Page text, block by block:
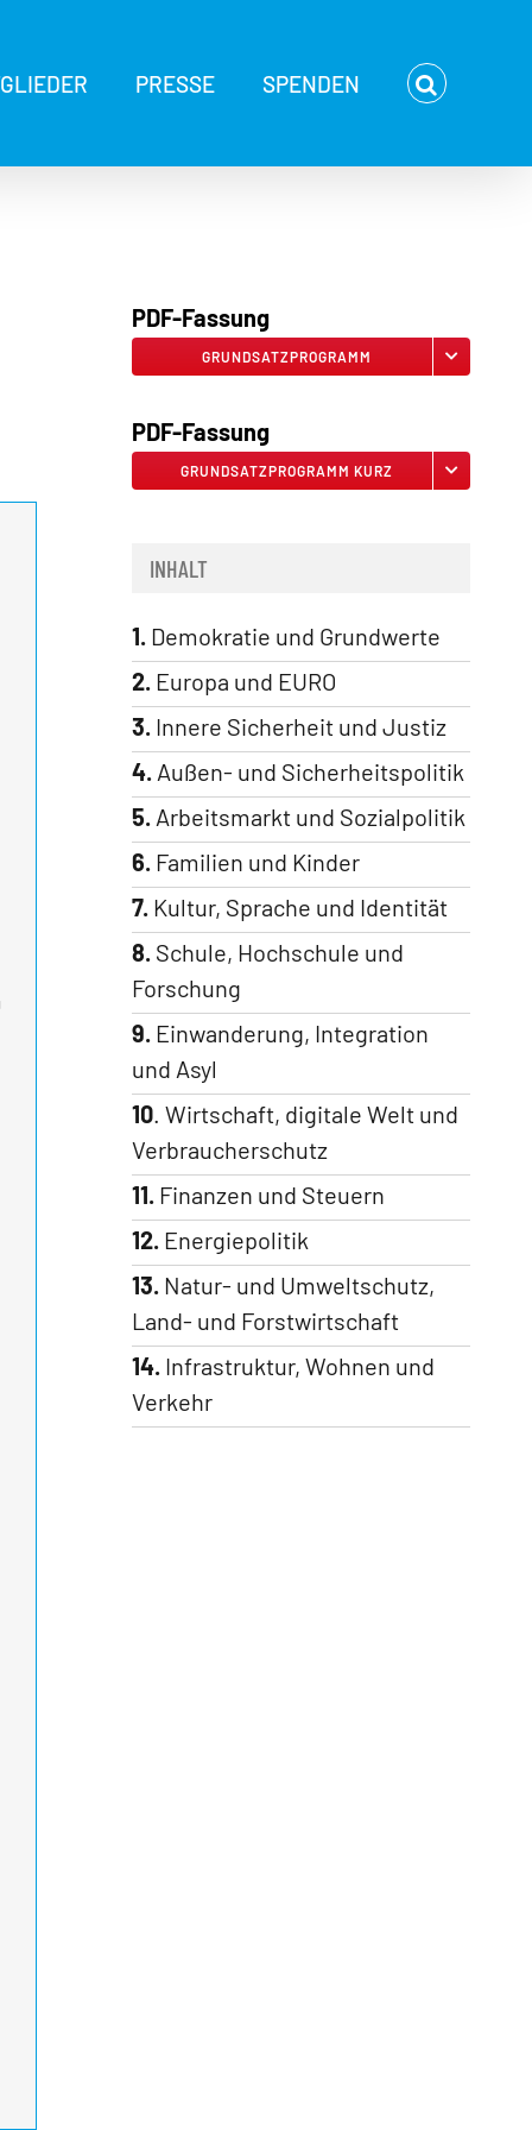
PRESSE SPENDEN
PDF-Fassung
GRUNDSATZPROGRAMM
PDF-Fassung
GRUNDSATZPROGRAMM KURZ
INHALT
1.Demokratie und Grundwerte
2.Europa und EURO
3. Innere Sicherheit und Justiz
4.Außen- und Sicherheitspolitik
5.Arbeitsmarkt und Sozialpolitik
6. Familien und Kinder
7.Kultur, Sprache und Identität
8.Schule, Hochschule und
Forschung
9.Einwanderung, Integration
und Asyl
10. Wirtschaft, digitale Welt und
Verbraucherschutz
11.Finanzen und Steuern
12.Energiepolitik
13.Natur- und Umweltschutz,
Land- und Forstwirtschaft
14.Infrastruktur, Wohnen und
Verkehr